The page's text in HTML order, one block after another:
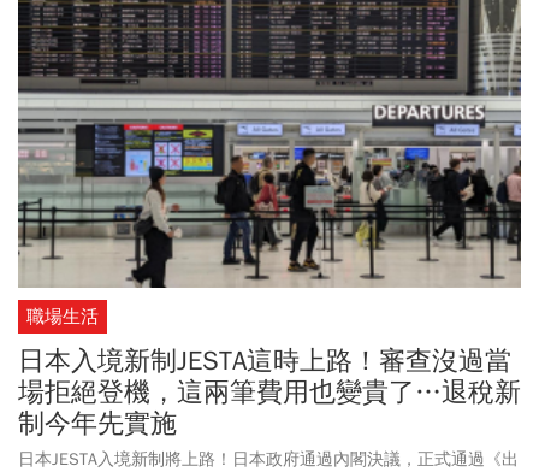
稅時，扣繳憑單薪資總額可扣除114年已自願提繳勞工退休金金額。
職場生活
日本入境新制JESTA這時上路！審查沒過當
場拒絕登機，這兩筆費用也變貴了…退稅新
制今年先實施
日本JESTA入境新制將上路！日本政府通過內閣決議，正式通過《出